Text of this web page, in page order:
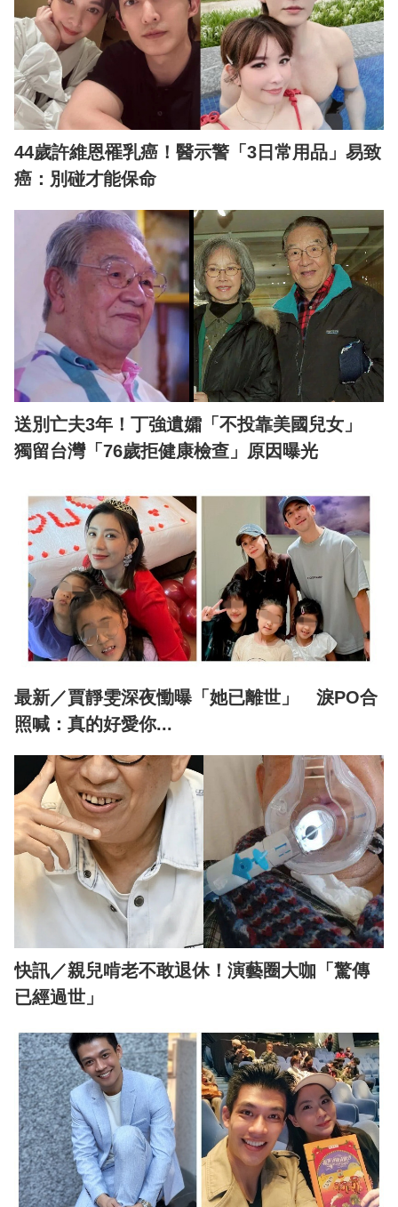
44歲許維恩罹乳癌！醫示警「3日常用品」易致
癌：別碰才能保命
送別亡夫3年！丁強遺孀「不投靠美國兒女」
獨留台灣「76歲拒健康檢查」原因曝光
最新／賈靜雯深夜慟曝「她已離世」 淚PO合
照喊：真的好愛你...
快訊／親兒啃老不敢退休！演藝圈大咖「驚傳
已經過世」